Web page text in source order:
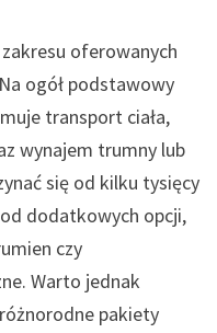
oferowanych
ogół podstawowy
transport ciała,
wynajem trumny lub
się od kilku tysięcy
dodatkowych opcji,
czy
Warto jednak
pakiety